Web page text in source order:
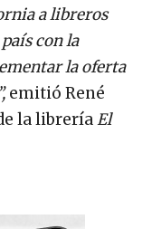
a libreros
con la
la oferta
emitió René
la libreríaEl